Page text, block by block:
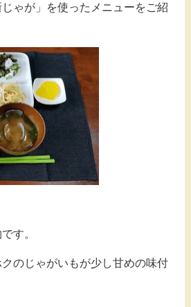
ゃが」を使ったメニューをご紹
す。
のじゃがいもが少し甘めの味付